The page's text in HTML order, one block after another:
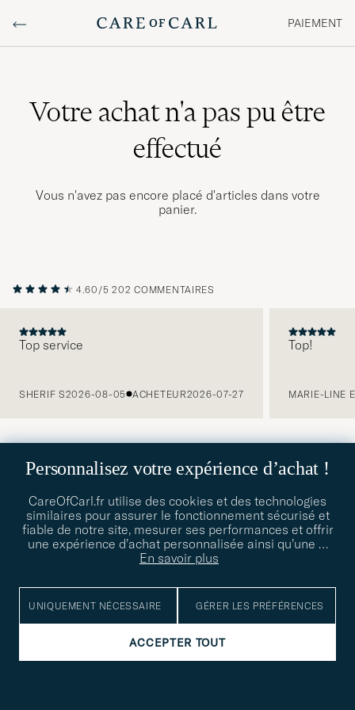
PAIEMENT
Votre achat n'a pas pu être
effectué
Vous n'avez pas encore placé d'articles dans votre
panier.
4.60/5 202 COMMENTAIRES
Top service
SHERIF S2026-08-05 ACHETEUR2026-07-27
Top!
MARIE-LINE
Personnalisez votre expérience d’achat !
CareOfCarl.fr utilise des cookies et des technologies
similaires pour assurer le fonctionnement sécurisé et
fiable de notre site, mesurer ses performances et offrir
une expérience d’achat personnalisée ainsi qu’une …
En savoir plus
UNIQUEMENT NÉCESSAIRE GÉRER LES PRÉFÉRENCES
ACCEPTER TOUT